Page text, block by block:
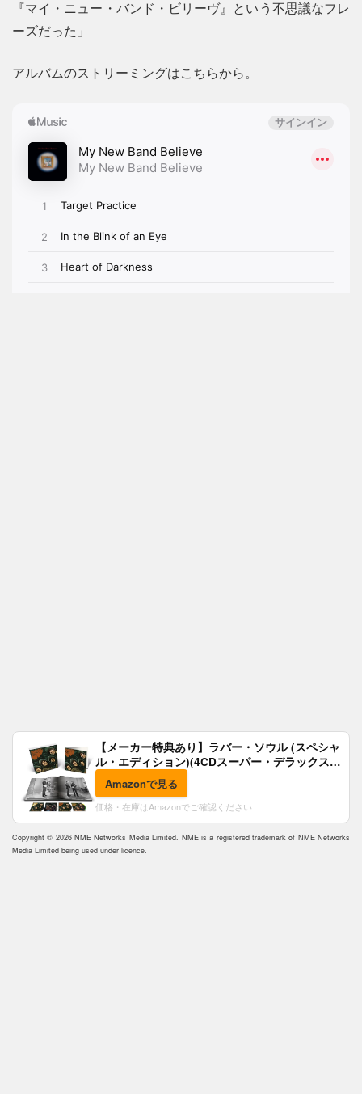
『マイ・ニュー・バンド・ビリーヴ』という不思議なフレ
ーズだった」
アルバムのストリーミングはこちらから。
【メーカー特典あり】ラバー・ソウル (スペシャ
ル・エディション)(4CDスーパー・デラックス)
(完全生産限定盤)(SHM-CD)(特典:B2ポスター付)
Amazonで見る
価格・在庫はAmazonでご確認ください
Copyright © 2026 NME Networks Media Limited. NME is a registered trademark of NME Networks
Media Limited being used under licence.